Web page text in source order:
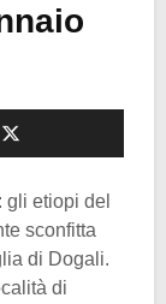
gli etiopi del
sconfitta
di Dogali.
di